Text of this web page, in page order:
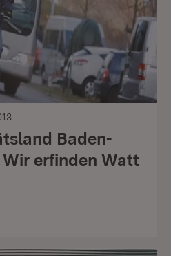
Baden-
erfinden Watt